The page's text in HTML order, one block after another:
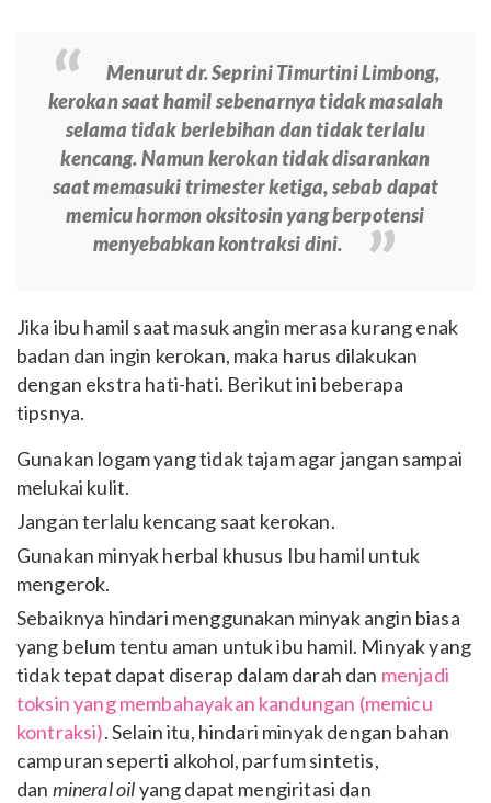
Menurut dr. Seprini Timurtini Limbong,
kerokan saat hamil sebenarnya tidak masalah
selama tidak berlebihan dan tidak terlalu
kencang. Namun kerokan tidak disarankan
saat memasuki trimester ketiga, sebab dapat
memicu hormon oksitosin yang berpotensi
menyebabkan kontraksi dini.
Jika ibu hamil saat masuk angin merasa kurang enak
badan dan ingin kerokan, maka harus dilakukan
dengan ekstra hati-hati. Berikut ini beberapa
tipsnya.
Gunakan logam yang tidak tajam agar jangan sampai
melukai kulit.
Jangan terlalu kencang saat kerokan.
Gunakan minyak herbal khusus Ibu hamil untuk
mengerok.
Sebaiknya hindari menggunakan minyak angin biasa
yang belum tentu aman untuk ibu hamil. Minyak yang
tidak tepat dapat diserap dalam darah dan menjadi
toksin yang membahayakan kandungan (memicu
kontraksi). Selain itu, hindari minyak dengan bahan
campuran seperti alkohol, parfum sintetis,
dan mineral oilyang dapat mengiritasi dan